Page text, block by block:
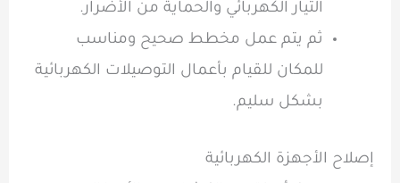
التيار الكهربائي والحماية من الأضرار.
ثم يتم عمل مخطط صحيح ومناسب
للمكان للقيام بأعمال التوصيلات الكهربائية
بشكل سليم.
إصلاح الأجهزة الكهربائية